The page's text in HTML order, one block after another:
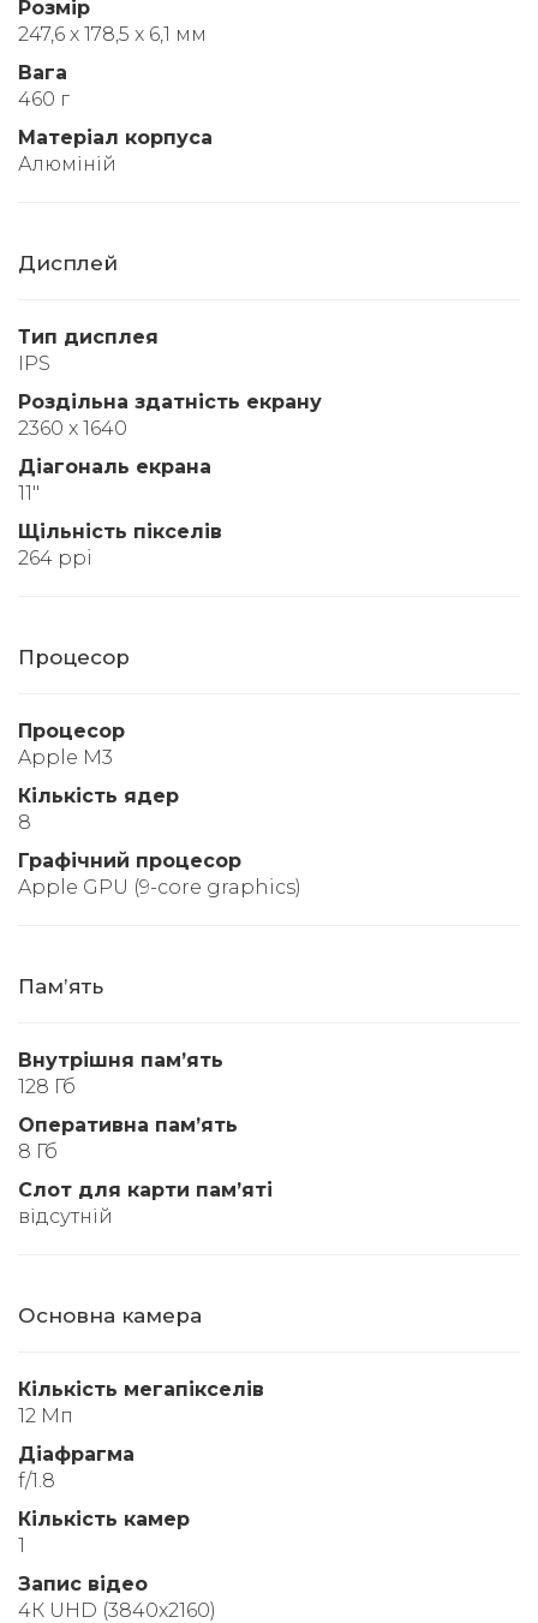
Розмір
247,6 x 178,5 x 6,1 мм
Вага
460 г
Матеріал корпуса
Алюміній
Дисплей
Тип дисплея
IPS
Роздільна здатність екрану
2360 x 1640
Діагональ екрана
11"
Щільність пікселів
264 ppi
Процесор
Процесор
Apple M3
Кількість ядер
8
Графічний процесор
Apple GPU (9-core graphics)
Памʼять
Внутрішня памʼять
128 Гб
Оперативна памʼять
8 Гб
Слот для карти памʼяті
відсутній
Основна камера
Кількість мегапікселів
12 Мп
Діафрагма
f/1.8
Кількість камер
1
Запис відео
4К UHD (3840x2160)